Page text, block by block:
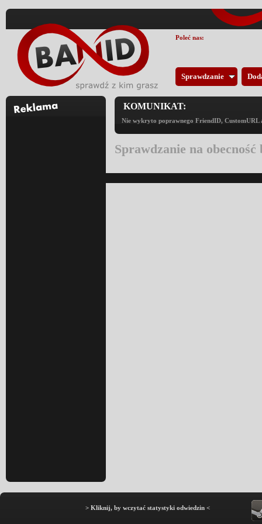
Sprawdzanie
KOMUNIKAT:
Nie wykryto poprawnego FriendID,
Sprawdzanie na
> Kliknij, by wczytać statystyki odwiedzin <
Poleć nas: